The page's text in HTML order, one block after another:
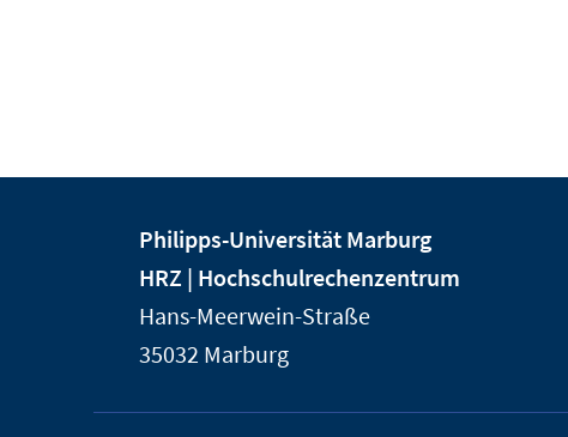
Informationen
der
Universität
Marburg
Philipps-Universität Marburg
HRZ | Hochschulrechenzentrum
Hans-Meerwein-Straße
35032 Marburg